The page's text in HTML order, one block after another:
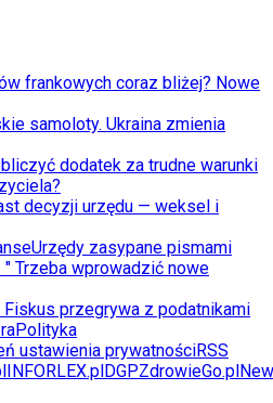
frankowych coraz bliżej? Nowe
samoloty. Ukraina zmienia
dodatek za trudne warunki
decyzji urzędu — weksel i
Urzędy zasypane pismami
Trzeba wprowadzić nowe
Fiskus przegrywa z podatnikami
Polityka
ustawienia prywatnościRSS
INFORLEX.plDGPZdrowieGo.pl